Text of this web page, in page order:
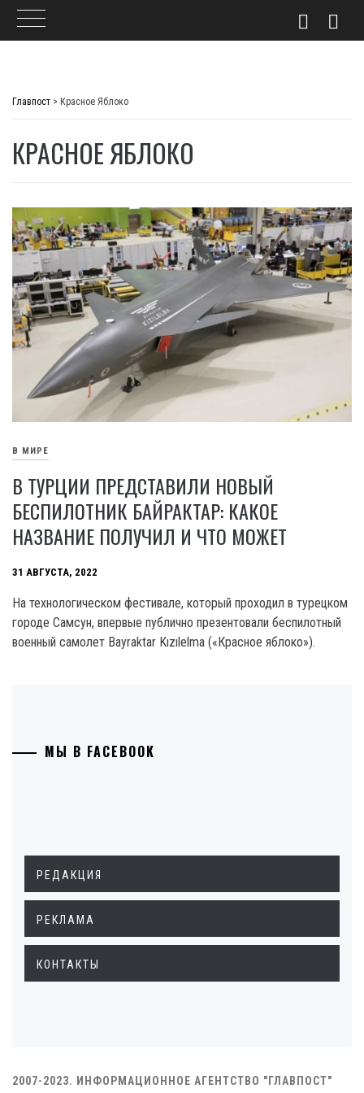
Главпост > Красное Яблоко
КРАСНОЕ ЯБЛОКО
В МИРЕ
В ТУРЦИИ ПРЕДСТАВИЛИ НОВЫЙ
БЕСПИЛОТНИК БАЙРАКТАР: КАКОЕ
НАЗВАНИЕ ПОЛУЧИЛ И ЧТО МОЖЕТ
31 АВГУСТА, 2022
На технологическом фестивале, который проходил в турецком
городе Самсун, впервые публично презентовали беспилотный
военный самолет Bayraktar Kızılelma («Красное яблоко»).
МЫ В FACEBOOK
РЕДАКЦИЯ
РЕКЛАМА
КОНТАКТЫ
2007-2023. ИНФОРМАЦИОННОЕ АГЕНТСТВО "ГЛАВПОСТ"